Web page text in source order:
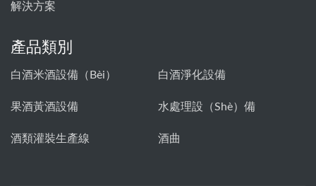
解決方案
產品類別
白酒米酒設備（bèi） 白酒淨化設備
果酒黃酒設備 水處理設（shè）備
酒類灌裝生產線 酒曲